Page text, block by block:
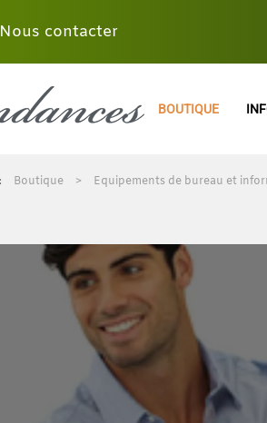
Nous contacter
BOUTIQUE
Boutique Equipements de bureau et